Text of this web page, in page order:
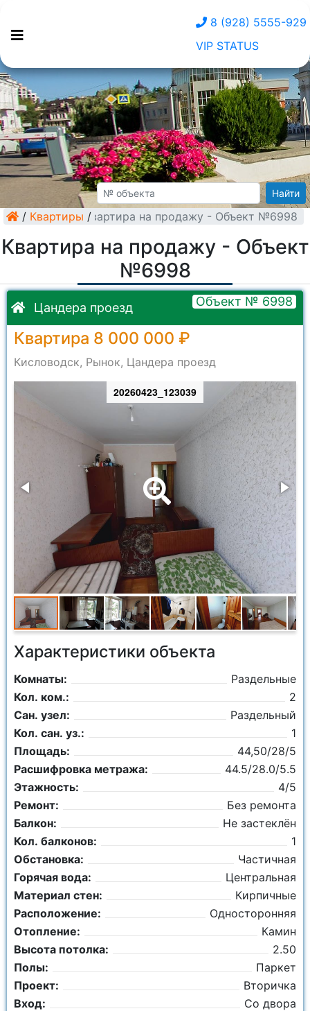
8 (928) 5555-929
VIP STATUS
Найти
/ Квартиры /
Квартира на продажу - Объект №6998
Квартира на продажу - Объект
№6998
Цандера проезд Объект № 6998
Квартира 8 000 000 ₽
Кисловодск, Рынок, Цандера проезд
20260423_123039
Характеристики объекта
Комнаты:
Раздельные
Кол. ком.:
2
Сан. узел:
Раздельный
Кол. сан. уз.:
1
Площадь:
44,50/28/5
Расшифровка метража:
44.5/28.0/5.5
Этажность:
4/5
Ремонт:
Без ремонта
Балкон:
Не застеклён
Кол. балконов:
1
Обстановка:
Частичная
Горячая вода:
Центральная
Материал стен:
Кирпичные
Расположение:
Односторонняя
Отопление:
Камин
Высота потолка:
2.50
Полы:
Паркет
Проект:
Вторичка
Вход:
Со двора